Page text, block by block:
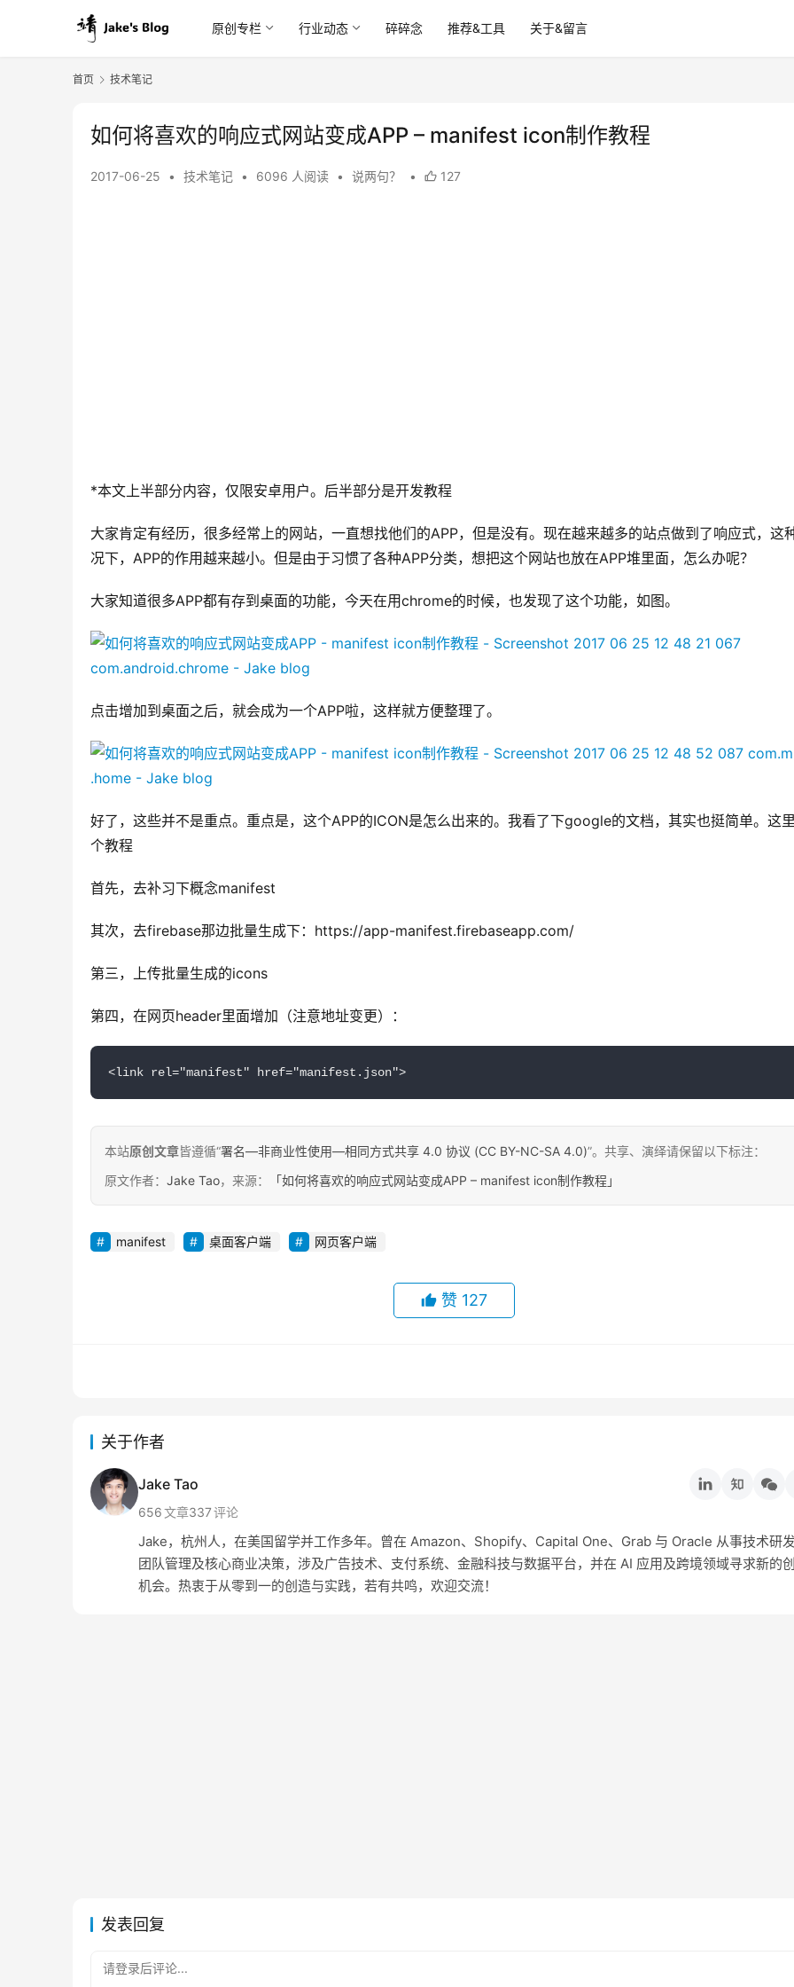
原创专栏 行业动态 碎碎念 推荐&工具 关于&留言
首页 技术笔记
如何将喜欢的响应式网站变成APP – manifest icon制作教程
2017-06-25 • 技术笔记 • 6096 人阅读 • 说两句？ • 127
*本文上半部分内容，仅限安卓用户。后半部分是开发教程
大家肯定有经历，很多经常上的网站，一直想找他们的APP，但是没有。现在越来越多的站点做到了响应式，这
况下，APP的作用越来越小。但是由于习惯了各种APP分类，想把这个网站也放在APP堆里面，怎么办呢？
大家知道很多APP都有存到桌面的功能，今天在用chrome的时候，也发现了这个功能，如图。
点击增加到桌面之后，就会成为一个APP啦，这样就方便整理了。
好了，这些并不是重点。重点是，这个APP的ICON是怎么出来的。我看了下google的文档，其实也挺简单。这
个教程
首先，去补习下概念manifest
其次，去firebase那边批量生成下：https://app-manifest.firebaseapp.com/
第三，上传批量生成的icons
第四，在网页header里面增加（注意地址变更）：
<link rel="manifest" href="manifest.json">
本站原创文章皆遵循“署名—非商业性使用—相同方式共享 4.0 协议 (CC BY-NC-SA 4.0)”。共享、演绎请保留以下标注：
原文作者： Jake Tao，来源： 「如何将喜欢的响应式网站变成APP – manifest icon制作教程」
manifest 桌面客户端 网页客户端
赞 127
关于作者
Jake Tao
656文章337评论
Jake，杭州人，在美国留学并工作多年。曾在 Amazon、Shopify、Capital One、Grab 与 Oracle 从事技术研
团队管理及核心商业决策，涉及广告技术、支付系统、金融科技与数据平台，并在 AI 应用及跨境领域寻求新的
机会。热衷于从零到一的创造与实践，若有共鸣，欢迎交流！
发表回复
请登录后评论...